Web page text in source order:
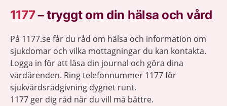
1177–tryggt om din hälsa och vård
På 1177.se får du råd om hälsa och information om
sjukdomar och vilka mottagningar du kan kontakta.
Logga in för att läsa din journal och göra dina
vårdärenden. Ring telefonnummer 1177 för
sjukvårdsrådgivning dygnet runt.
1177 ger dig råd när du vill må bättre.